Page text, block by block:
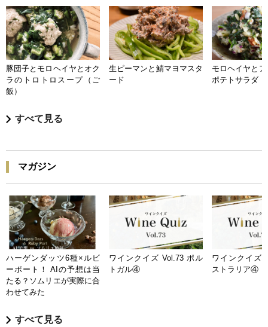
豚団子とモロヘイヤとオク
ラのトロトロスープ（ご
飯）
生ピーマンと鯖マヨマスタ
ード
モロヘイヤと
ポテトサラダ
すべて見る
マガジン
ハーゲンダッツ6種×ルビ
ーポート！ AIの予想は当
たる？ソムリエが実際に合
わせてみた
ワインクイズ Vol.73 ポル
トガル④
ワインクイズ
ストラリア④
すべて見る